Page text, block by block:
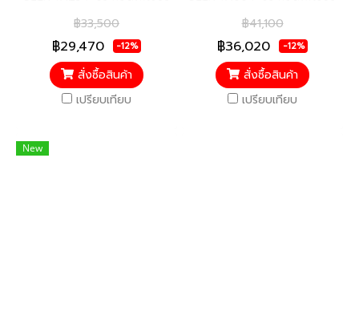
5 / รับประกันคอมเพรสเซอร์ 10
ปี อะไหล่อื่นๆ 5 ปี
฿33,500
฿29,470 -12%
สั่งซื้อสินค้า
เปรียบเทียบ
5 (1 ดาว) / รับประกัน
คอมเพรสเซอร์ 10 ปี อะไหล่อื่นๆ
฿41,100
฿36,020 -12%
สั่งซื้อสินค้า
เปรียบเทียบ
New